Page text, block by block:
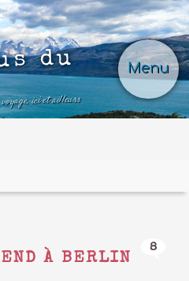
Menu
du
ici et ailleurs
À BERLIN
8